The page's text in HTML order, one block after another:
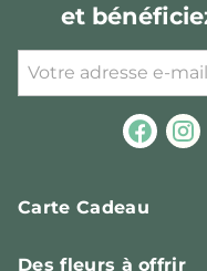
et
Carte Cadeau
Des fleurs à offrir